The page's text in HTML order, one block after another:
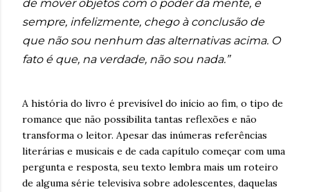
de mover objetos com o poder da mente, e
sempre, infelizmente, chego à conclusão de
que não sou nenhum das alternativas acima. O
fato é que, na verdade, não sou nada.”
A história do livro é previsível do início ao fim, o tipo de
romance que não possibilita tantas reflexões e não
transforma o leitor. Apesar das inúmeras referências
literárias e musicais e de cada capítulo começar com uma
pergunta e resposta, seu texto lembra mais um roteiro
de alguma série televisiva sobre adolescentes, daquelas